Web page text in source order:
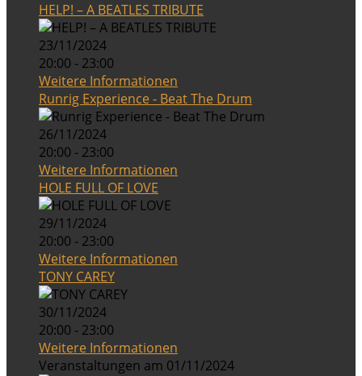
HELP! – A BEATLES TRIBUTE
23/11/2024
20:00 - 23:00
Weitere Informationen
Runrig Experience - Beat The Drum
26/11/2024
20:00 - 23:00
Weitere Informationen
HOLE FULL OF LOVE
29/11/2024
20:00 - 23:00
Weitere Informationen
TONY CAREY
30/11/2024
20:00 - 23:00
Weitere Informationen
Veranstaltungen am 01/11/2024